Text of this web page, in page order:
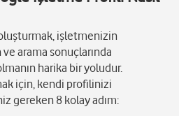
işletmenizin
arama sonuçlarında
harika bir yoludur.
için, kendi profilinizi
gereken 8 kolay adım: